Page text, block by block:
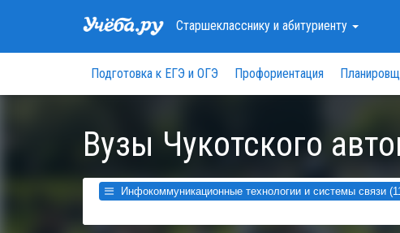
Старшеклассникуи абитуриенту
Подготовка к ЕГЭ и ОГЭ Профориентация
Вузы Чукотского
Инфокоммуникационные технологии и системы связи